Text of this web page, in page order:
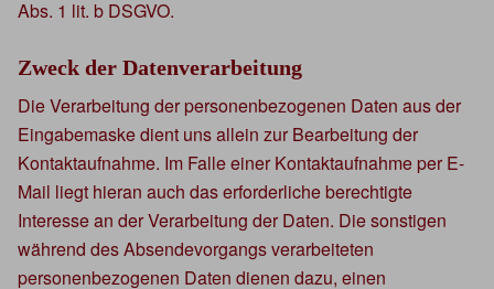
Abs. 1 lit. b DSGVO.
Zweck der Datenverarbeitung
Die Verarbeitung der personenbezogenen Daten aus der
Eingabemaske dient uns allein zur Bearbeitung der
Kontaktaufnahme. Im Falle einer Kontaktaufnahme per E-
Mail liegt hieran auch das erforderliche berechtigte
Interesse an der Verarbeitung der Daten. Die sonstigen
während des Absendevorgangs verarbeiteten
personenbezogenen Daten dienen dazu, einen